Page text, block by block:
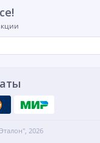
2026